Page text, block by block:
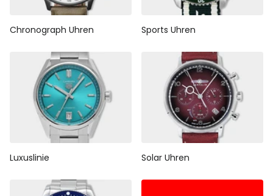
Chronograph Uhren Sports Uhren
Luxuslinie Solar Uhren